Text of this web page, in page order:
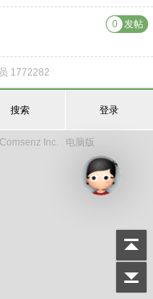
发帖
0
1772282
搜索 登录
Inc. 电脑版